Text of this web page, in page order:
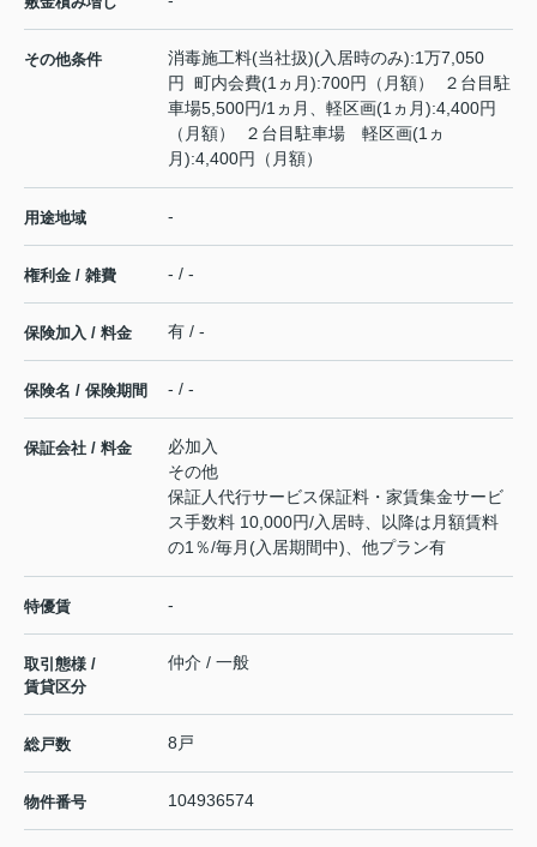
その他条件
消毒施工料(当社扱)(入居時のみ):1万7,050
円 町内会費(1ヵ月):700円（月額） ２台目駐
車場5,500円/1ヵ月、軽区画(1ヵ月):4,400円
（月額） ２台目駐車場 軽区画(1ヵ
月):4,400円（月額）
用途地域 -
権利金 / 雑費 - / -
保険加入 / 料金 有 / -
保険名 / 保険期間 - / -
保証会社 / 料金
必加入
その他
保証人代行サービス保証料・家賃集金サービ
ス手数料 10,000円/入居時、以降は月額賃料
の1％/毎月(入居期間中)、他プラン有
特優賃 -
取引態様 /
賃貸区分
仲介 / 一般
総戸数 8戸
物件番号 104936574